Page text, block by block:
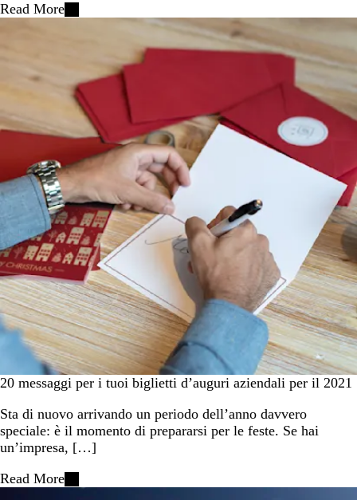
Read More
20 messaggi per i tuoi biglietti d’auguri aziendali per il 2021
Sta di nuovo arrivando un periodo dell’anno davvero
speciale: è il momento di prepararsi per le feste. Se hai
un’impresa, […]
Read More